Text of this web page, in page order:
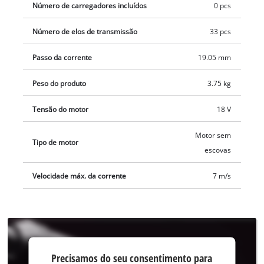
Número de carregadores incluídos 0 pcs
Número de elos de transmissão 33 pcs
Passo da corrente 19.05 mm
Peso do produto 3.75 kg
Tensão do motor 18 V
Tipo de motor
Motor sem
escovas
Velocidade máx. da corrente 7 m/s
Precisamos do seu consentimento para